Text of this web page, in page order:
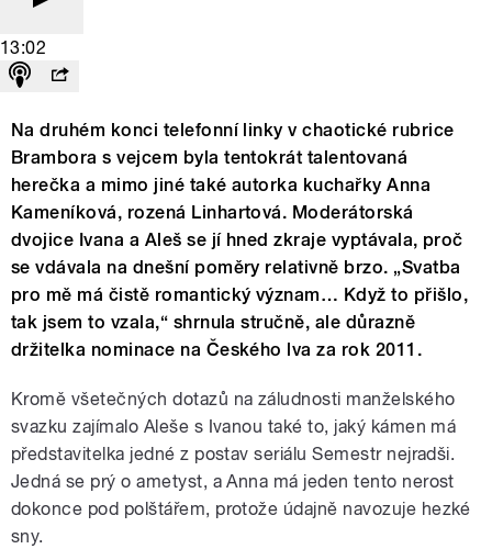
13:02
Na druhém konci telefonní linky v chaotické rubrice
Brambora s vejcem byla tentokrát talentovaná
herečka a mimo jiné také autorka kuchařky Anna
Kameníková, rozená Linhartová. Moderátorská
dvojice Ivana a Aleš se jí hned zkraje vyptávala, proč
se vdávala na dnešní poměry relativně brzo. „Svatba
pro mě má čistě romantický význam… Když to přišlo,
tak jsem to vzala,“ shrnula stručně, ale důrazně
držitelka nominace na Českého lva za rok 2011.
Kromě všetečných dotazů na záludnosti manželského
svazku zajímalo Aleše s Ivanou také to, jaký kámen má
představitelka jedné z postav seriálu Semestr nejradši.
Jedná se prý o ametyst, a Anna má jeden tento nerost
dokonce pod polštářem, protože údajně navozuje hezké
sny.